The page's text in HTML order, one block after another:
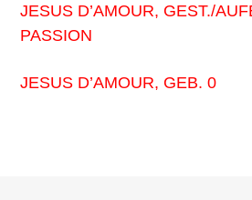
JESUS D’AMOUR, GEST./
PASSION
JESUS D’AMOUR, GEB. 0